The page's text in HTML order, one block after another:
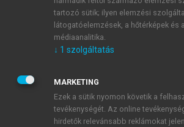
JELSZÓ
JELSZÓ ÚJRA
tartozó sütik; ilyen elemzési
látogatóelemzések, a hőtérképek és
médiaanalitika.
↓ 1 szolgáltatás
MARKETING
Ezek a sütik nyomon követik a
tevékenységét. Az online
hirdetők relevánsabb reklámokat